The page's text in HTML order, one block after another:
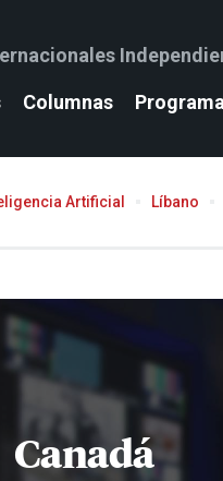
Columnas
Artificial Líbano
Canadá